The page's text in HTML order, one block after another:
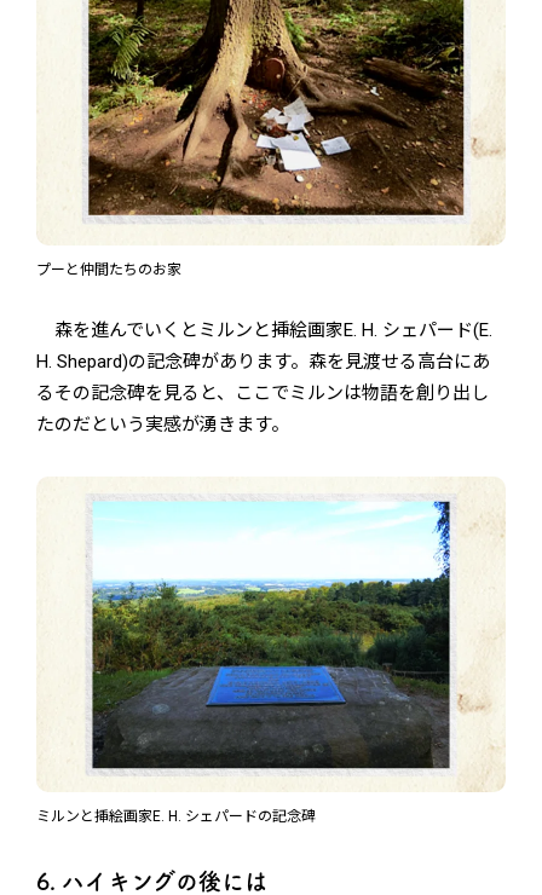
プーと仲間たちのお家
森を進んでいくとミルンと挿絵画家E. H. シェパード(E.
H. Shepard)の記念碑があります。森を見渡せる高台にあ
るその記念碑を見ると、ここでミルンは物語を創り出し
たのだという実感が湧きます。
ミルンと挿絵画家E. H. シェパードの記念碑
6. ハイキングの後には